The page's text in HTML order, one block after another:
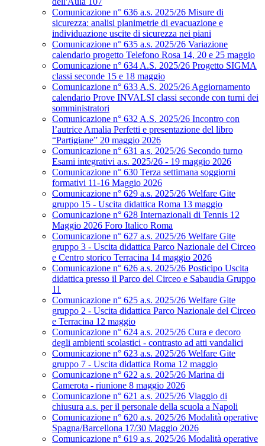
Comunicazione n° 636 a.s. 2025/26 Misure di
sicurezza: analisi planimetrie di evacuazione e
individuazione uscite di sicurezza nei piani
Comunicazione n° 635 a.s. 2025/26 Variazione
calendario progetto Telefono Rosa 14, 20 e 25 maggio
Comunicazione n° 634 A.S. 2025/26 Progetto SIGMA
classi seconde 15 e 18 maggio
Comunicazione n° 633 A.S. 2025/26 Aggiornamento
calendario Prove INVALSI classi seconde con turni dei
somministratori
Comunicazione n° 632 A.S. 2025/26 Incontro con
l’autrice Amalia Perfetti e presentazione del libro
“Partigiane” 20 maggio 2026
Comunicazione n° 631 a.s. 2025/26 Secondo turno
Esami integrativi a.s. 2025/26 - 19 maggio 2026
Comunicazione n° 630 Terza settimana soggiorni
formativi 11-16 Maggio 2026
Comunicazione n° 629 a.s. 2025/26 Welfare Gite
gruppo 15 - Uscita didattica Roma 13 maggio
Comunicazione n° 628 Internazionali di Tennis 12
Maggio 2026 Foro Italico Roma
Comunicazione n° 627 a.s. 2025/26 Welfare Gite
gruppo 3 - Uscita didattica Parco Nazionale del Circeo
e Centro storico Terracina 14 maggio 2026
Comunicazione n° 626 a.s. 2025/26 Posticipo Uscita
didattica presso il Parco del Circeo e Sabaudia Gruppo
11
Comunicazione n° 625 a.s. 2025/26 Welfare Gite
gruppo 2 - Uscita didattica Parco Nazionale del Circeo
e Terracina 12 maggio
Comunicazione n° 624 a.s. 2025/26 Cura e decoro
degli ambienti scolastici - contrasto ad atti vandalici
Comunicazione n° 623 a.s. 2025/26 Welfare Gite
gruppo 7 - Uscita didattica Roma 12 maggio
Comunicazione n° 622 a.s. 2025/26 Marina di
Camerota - riunione 8 maggio 2026
Comunicazione n° 621 a.s. 2025/26 Viaggio di
chiusura a.s. per il personale della scuola a Napoli
Comunicazione n° 620 a.s. 2025/26 Modalità operative
Spagna/Barcellona 17/30 Maggio 2026
Comunicazione n° 619 a.s. 2025/26 Modalità operative